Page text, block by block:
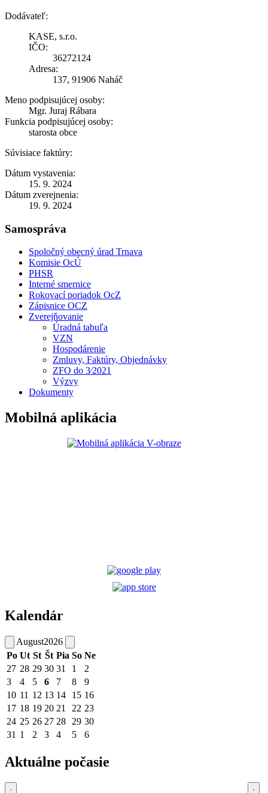
Dodávateľ:
KASE, s.r.o.
IČO:
36272124
Adresa:
137, 91906 Naháč
Meno podpisujúcej osoby:
Mgr. Juraj Rábara
Funkcia podpisujúcej osoby:
starosta obce
Súvisiace faktúry:
Dátum vystavenia:
15. 9. 2024
Dátum zverejnenia:
19. 9. 2024
Samospráva
Spoločný obecný úrad Trnava
Komisie OcÚ
PHSR
Interné smernice
Rokovací poriadok OcZ
Zápisnice OCZ
Zverejňovanie
Úradná tabuľa
VZN
Hospodárenie
Zmluvy, Faktúry, Objednávky
ZFO do 3⁄2021
Výzvy
Dokumenty
Mobilná aplikácia
Kalendár
August2026
Po Ut St Št Pia So Ne
27 28 29 30 31 1
2
3
4 5 6 7 8
9
10 11 12 13 14 15 16
17 18 19 20 21 22 23
24 25 26 27 28 29 30
31 1 2 3 4 5 6
Aktuálne počasie